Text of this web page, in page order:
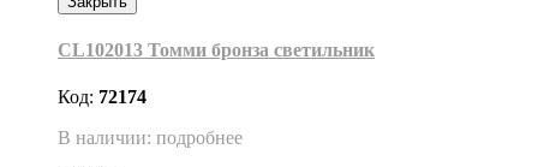
CL102013 Томми бронза светильник
Код: 72174
В наличии: подробнее